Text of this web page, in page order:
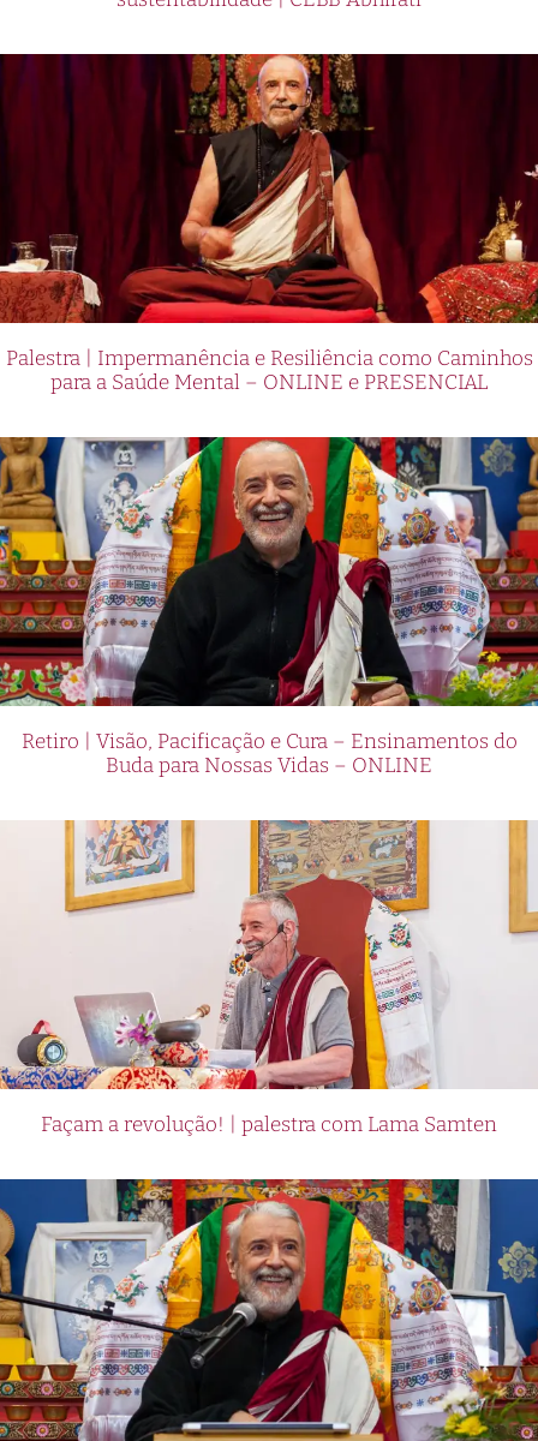
Palestra | Impermanência e Resiliência como Caminhos
para a Saúde Mental – ONLINE e PRESENCIAL
Retiro | Visão, Pacificação e Cura – Ensinamentos do
Buda para Nossas Vidas – ONLINE
Façam a revolução! | palestra com Lama Samten